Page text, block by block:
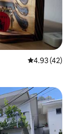
5 ರಲ್ಲಿ 4.93
4.93 (42)